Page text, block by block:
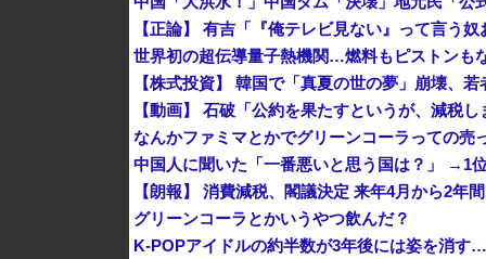
世界初の超伝導量子熱機関…燃料もピストンも
なんかファミマとかでグリーンコーラっての売
中国人に聞いた「一番悪いと思う国は？」 →1
【朗報】 消費減税、閣議決定 来年4月から2年
グリーンコーラとかいうやつ飲んだ？
K-POPアイドルの約半数が3年後には姿を消す